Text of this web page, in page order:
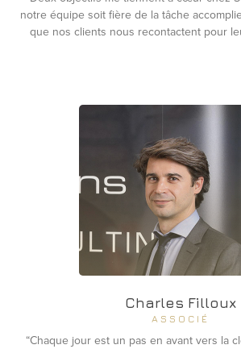
notre équipe soit fière de la tâche
que nos clients nous recontactent pour
Charles Filloux
ASSOCIÉ
“Chaque jour est un pas en avant vers la